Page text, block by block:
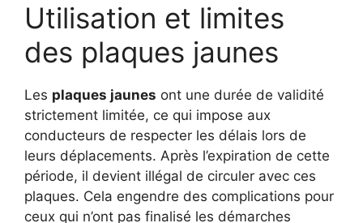
Utilisation et limites
des plaques jaunes
Les plaques jaunes ont une durée de validité
strictement limitée, ce qui impose aux
conducteurs de respecter les délais lors de
leurs déplacements. Après l’expiration de cette
période, il devient illégal de circuler avec ces
plaques. Cela engendre des complications pour
ceux qui n’ont pas finalisé les démarches